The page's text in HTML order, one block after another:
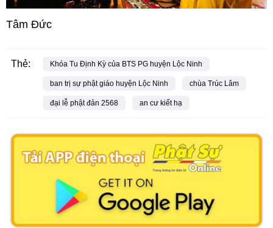
Tâm Đức
Thẻ: Khóa Tu Định Kỳ của BTS PG huyện Lộc Ninh
ban trị sự phật giáo huyện Lộc Ninh chùa Trúc Lâm
đại lễ phật đản 2568 an cư kiết hạ